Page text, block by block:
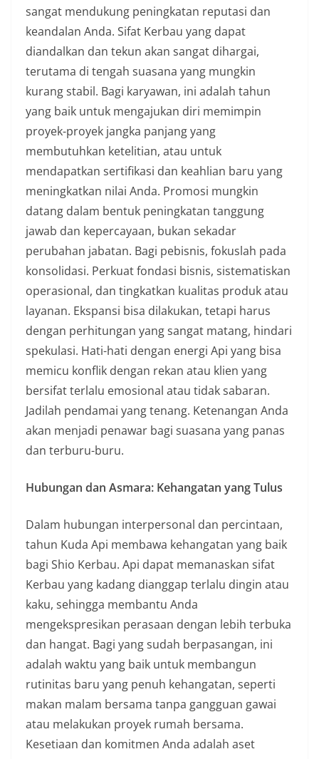
sangat mendukung peningkatan reputasi dan
keandalan Anda. Sifat Kerbau yang dapat
diandalkan dan tekun akan sangat dihargai,
terutama di tengah suasana yang mungkin
kurang stabil. Bagi karyawan, ini adalah tahun
yang baik untuk mengajukan diri memimpin
proyek-proyek jangka panjang yang
membutuhkan ketelitian, atau untuk
mendapatkan sertifikasi dan keahlian baru yang
meningkatkan nilai Anda. Promosi mungkin
datang dalam bentuk peningkatan tanggung
jawab dan kepercayaan, bukan sekadar
perubahan jabatan. Bagi pebisnis, fokuslah pada
konsolidasi. Perkuat fondasi bisnis, sistematiskan
operasional, dan tingkatkan kualitas produk atau
layanan. Ekspansi bisa dilakukan, tetapi harus
dengan perhitungan yang sangat matang, hindari
spekulasi. Hati-hati dengan energi Api yang bisa
memicu konflik dengan rekan atau klien yang
bersifat terlalu emosional atau tidak sabaran.
Jadilah pendamai yang tenang. Ketenangan Anda
akan menjadi penawar bagi suasana yang panas
dan terburu-buru.
Hubungan dan Asmara: Kehangatan yang Tulus
Dalam hubungan interpersonal dan percintaan,
tahun Kuda Api membawa kehangatan yang baik
bagi Shio Kerbau. Api dapat memanaskan sifat
Kerbau yang kadang dianggap terlalu dingin atau
kaku, sehingga membantu Anda
mengekspresikan perasaan dengan lebih terbuka
dan hangat. Bagi yang sudah berpasangan, ini
adalah waktu yang baik untuk membangun
rutinitas baru yang penuh kehangatan, seperti
makan malam bersama tanpa gangguan gawai
atau melakukan proyek rumah bersama.
Kesetiaan dan komitmen Anda adalah aset